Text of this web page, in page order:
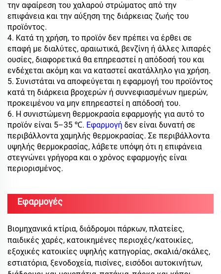
την αφαίρεση του χαλαρού στρώματος από την
επιφάνεια και την αύξηση της διάρκειας ζωής του
προϊόντος.
4. Κατά τη χρήση, το προϊόν δεν πρέπει να έρθει σε
επαφή με διαλύτες, αραιωτικά, βενζίνη ή άλλες λιπαρές
ουσίες, διαφορετικά θα επηρεαστεί η απόδοσή του και
ενδέχεται ακόμη και να καταστεί ακατάλληλο για χρήση.
5. Συνιστάται να αποφεύγεται η εφαρμογή του προϊόντος
κατά τη διάρκεια βροχερών ή συννεφιασμένων ημερών,
προκειμένου να μην επηρεαστεί η απόδοσή του.
6. Η συνιστώμενη θερμοκρασία εφαρμογής για αυτό το
προϊόν είναι 5–35 ℃. Εφαρμογή δεν είναι δυνατή σε
περιβάλλοντα χαμηλής θερμοκρασίας. Σε περιβάλλοντα
υψηλής θερμοκρασίας, λάβετε υπόψη ότι η επιφάνεια
στεγνώνει γρήγορα και ο χρόνος εφαρμογής είναι
περιορισμένος.
Εφαρμογές
Βιομηχανικά κτίρια, διάδρομοι πάρκων, πλατείες,
παιδικές χαρές, κατοικημένες περιοχές/κατοικίες,
εξοχικές κατοικίες υψηλής κατηγορίας, σκαλιά/σκάλες,
εστιατόρια, ξενοδοχεία, πισίνες, εισόδοι αυτοκινήτων,